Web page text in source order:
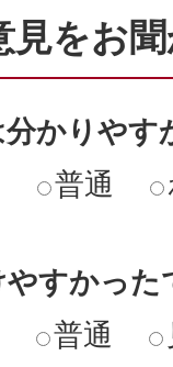
見をお
かりやす
普通
すかった
普通